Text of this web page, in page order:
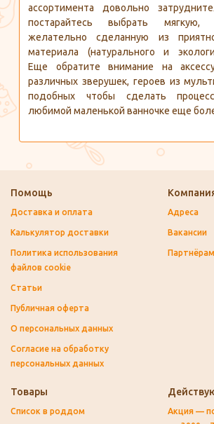
ассортимента довольно
постарайтесь выбрать
желательно сделанную из
материала (натурального и
Еще обратите внимание на
различных зверушек, героев из
подобных чтобы сделать
любимой маленькой ванночке еще
Помощь
Доставка и оплата
Калькулятор доставки
Политика использования
файлов cookie
Статьи
Публичная оферта
О персональных данных
Согласие на обработку
персональных данных
Адреса
Вакансии
Партнёрам
Товары
Список в роддом
Акция —